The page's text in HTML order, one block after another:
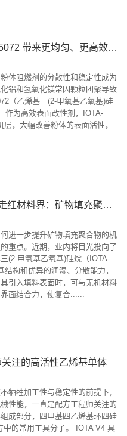
无卤阻燃材料迎来升级：IOTA-5072 带来更均匀、更高效的粉体改性方案
体阻燃剂的分散性和稳定性成为
铝和氢氧化镁常因颗粒团聚导致
（乙烯基三(2-甲氧基乙氧基)硅
作为高效表面改性剂，IOTA-
，大幅改善粉体的表面活性，
乙烯基三(2-甲氧基乙氧基)硅烷走红材料界：矿物填充聚合物性能全面提升
进一步提升矿物填充聚合物的机
重点。近期，业内将目光投向了
(2-甲氧基乙氧基)硅烷（IOTA-
构和优异的润湿、分散能力，
引入填料表面时，可与无机材料
面结合力，使复合......
注的高活性乙烯基单体
牺牲加工性与稳定性的前提下，
性能，一直是配方工程师关注的
成部分，四甲基四乙烯基环四硅
的常用工具分子。 IOTA V4 具